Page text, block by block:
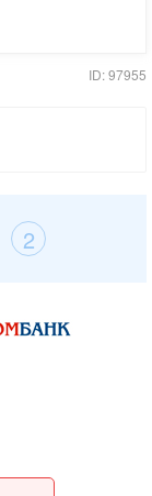
ID: 97955
2